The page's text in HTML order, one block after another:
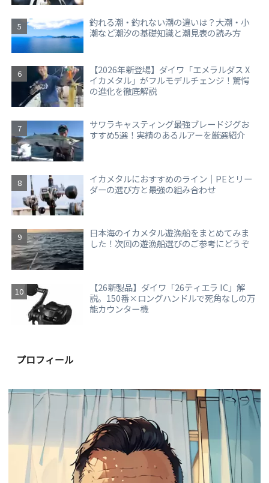
釣れる潮・釣れない潮の違いは？大潮・小
潮など潮汐の基礎知識と潮見表の読み方
【2026年新登場】ダイワ「エメラルダス X
イカメタル」がフルモデルチェンジ！驚愕
の進化を徹底解説
サワラキャスティング最強ブレードジグお
すすめ5選！実績のあるルアーを厳選紹介
イカメタルにおすすめのライン｜PEとリー
ダーの選び方と最強の組み合わせ
日本海のイカメタル遊漁船をまとめてみま
した！次回の遊漁船選びのご参考にどうぞ
【26新製品】ダイワ「26ティエラ IC」解
説。150番×ロングハンドルで死角なしの万
能カウンター機
プロフィール